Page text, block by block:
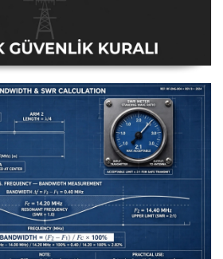
Güvenlik Talimatı [18 Kritik